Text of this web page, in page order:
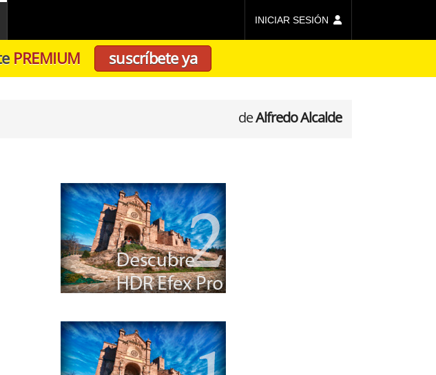
INICIAR SESIÓN
PREMIUM suscríbete ya
deAlfredo Alcalde